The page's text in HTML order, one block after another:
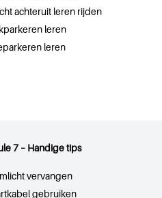
achteruit leren rijden
leren
leren
7 – Handige tips
vervangen
gebruiken